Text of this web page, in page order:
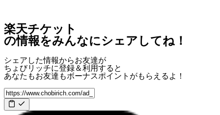
楽天チケット
の情報をみんなにシェアしてね！
シェアした情報からお友達が
ちょびリッチに登録＆利用すると
あなたもお友達もボーナスポイント がもらえるよ！